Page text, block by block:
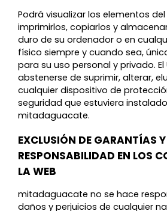
Podrá visualizar los elementos
imprimirlos, copiarlos y
duro de su ordenador o en
físico siempre y cuando sea,
para su uso personal y privado. El
abstenerse de suprimir, alterar,
cualquier dispositivo de
seguridad que estuviera
mitadaguacate.
EXCLUSIÓN DE GARANTÍAS Y
RESPONSABILIDAD EN LOS
LA WEB
mitadaguacate no se hace
daños y perjuicios de cualquier